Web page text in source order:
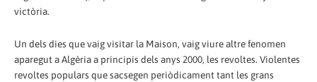
victòria.
Un dels dies que vaig visitar la Maison, vaig viure altre fenomen
aparegut a Algèria a principis dels anys 2000, les revoltes. Violentes
revoltes populars que sacsegen periòdicament tant les grans